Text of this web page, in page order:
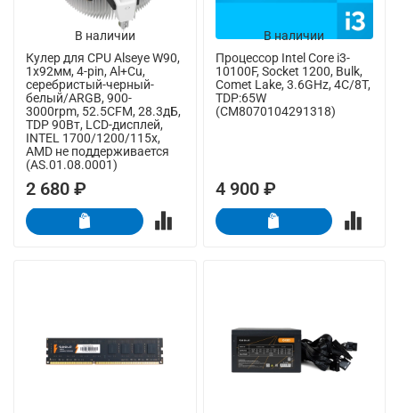
В наличии
Кулер для CPU Alseye W90,
1х92мм, 4-pin, Al+Cu,
серебристый-черный-
белый/ARGB, 900-
3000rpm, 52.5CFM, 28.3дБ,
TDP 90Вт, LCD-дисплей,
INTEL 1700/1200/115x,
AMD не поддерживается
(AS.01.08.0001)
2 680 ₽
В наличии
Процессор Intel Core i3-
10100F, Socket 1200, Bulk,
Comet Lake, 3.6GHz, 4C/8T,
TDP:65W
(CM8070104291318)
4 900 ₽